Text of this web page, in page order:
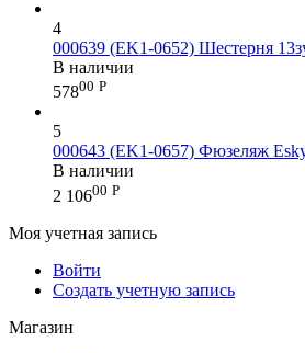
4
000639 (EK1-0652) Шестерня
В наличии
57800 Р
5
000643 (EK1-0657) Фюзеляж
В наличии
2 10600 Р
Моя учетная запись
Войти
Создать учетную запись
Магазин